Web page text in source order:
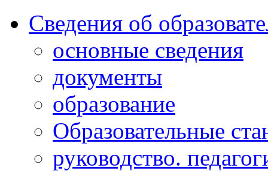
Сведения об
основные сведения
документы
образование
Образовательные
руководство.